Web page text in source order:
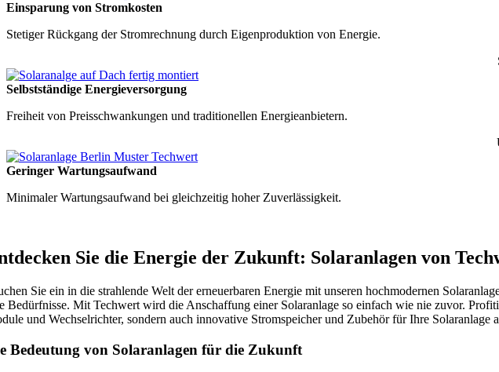
Einsparung von Stromkosten
Stetiger Rückgang der Stromrechnung durch Eigenproduktion von Energie.
Selbstständige Energieversorgung
Freiheit von Preisschwankungen und traditionellen Energieanbietern.
Geringer Wartungsaufwand
Minimaler Wartungsaufwand bei gleichzeitig hoher Zuverlässigkeit.
Sie die Energie der Zukunft: Solaranlagen von
Sie ein in die strahlende Welt der erneuerbaren Energie mit unseren hochmodernen
Bedürfnisse. Mit Techwert wird die Anschaffung einer Solaranlage so einfach wie nie zuvor.
und Wechselrichter, sondern auch innovative Stromspeicher und Zubehör für Ihre Solaranlage
Bedeutung von Solaranlagen für die Zukunft